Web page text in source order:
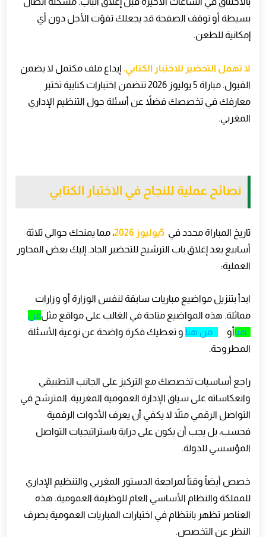
بسيطة أو توقف الصفحة قد يجعلك تفوّت الأجل دون أي
إمكانية للطعن.
لا تهمل التحضير للاختبار الكتابي. إيداع ملف مكتمل لا يضمن
القبول. مباراة 5 يوليوز 2026 تتضمن اختبارات كتابية تختبر
معارفك في تخصصك فضلاً عن أسئلة حول التنظيم الإداري
المغربي.
نصائح عملية للنجاح في الاختبار الكتابي
تاريخ المباراة محدد في 5يوليوز 2026
، مما يمنحك حوالي ثلاثة
أسابيع بعد إغلاق باب الترشيح للتحضير الجاد. إليك بعض المحاور
العملية:
ابدأ بتنزيل مواضيع مباريات سابقة لنفس الوزارة أو وزارات
مماثلة. هذه المواضيع متاحة في الغالب على مواقع مثلمن
هناأو من هنا و تعطيك فكرة واضحة عن نوعية الأسئلة
المطروحة.
راجع أساسيات تخصصك مع التركيز على الجانب التطبيقي
وانعكاساته على سياق الإدارة العمومية المغربية. المترشح في
التواصل الرقمي مثلاً لا يكفي أن يعرف الأدوات الرقمية
فحسب، بل يجب أن يكون على دراية باستراتيجيات التواصل
المؤسسي للدولة.
خصص أيضاً وقتاً لمراجعة الدستور المغربي والتنظيم الإداري
للمملكة والنظام الأساسي العام للوظيفة العمومية. هذه
العناصر تظهر بانتظام في اختبارات المباريات العمومية بصرف
النظر عن التخصص.